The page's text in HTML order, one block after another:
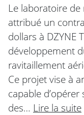
Le laboratoire de
attribué un
dollars à DZYNE
développement
ravitaillement
Ce projet vise à
capable
des… Lire la suite